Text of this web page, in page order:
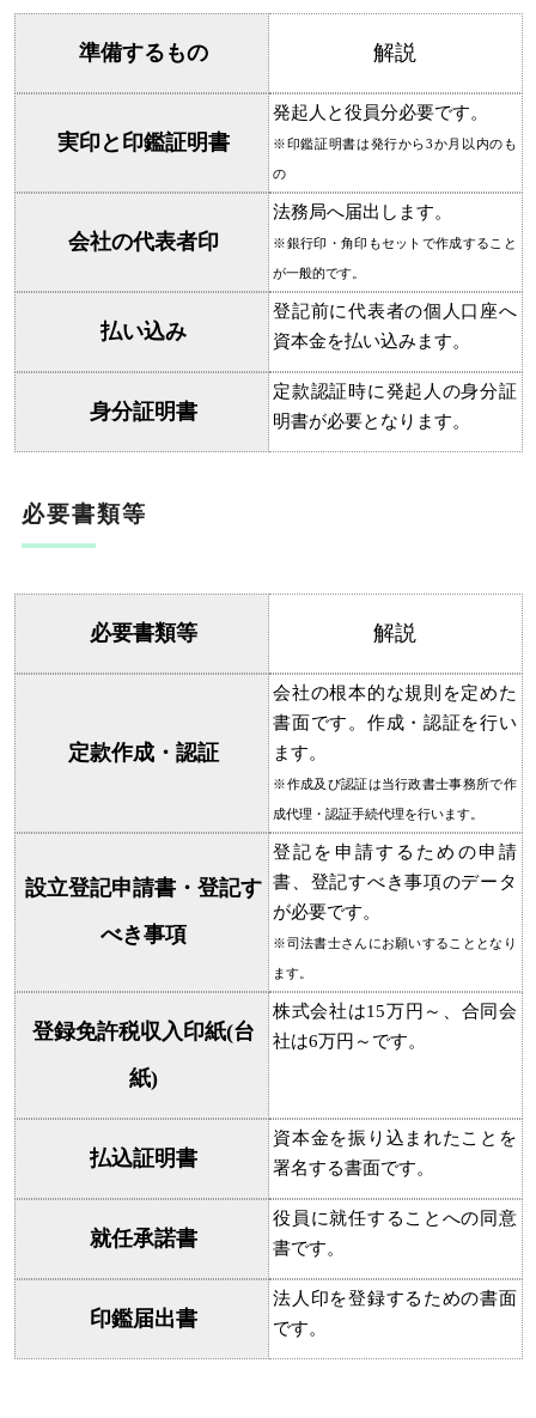
準備するもの 解説
実印と印鑑証明書
発起人と役員分必要です。
※印鑑証明書は発行から3か月以内のも
の
会社の代表者印
法務局へ届出します。
※銀行印・角印もセットで作成すること
が一般的です。
払い込み
登記前に代表者の個人口座へ
資本金を払い込みます。
身分証明書
定款認証時に発起人の身分証
明書が必要となります。
必要書類等
必要書類等 解説
定款作成・認証
会社の根本的な規則を定めた
書面です。作成・認証を行い
ます。
※作成及び認証は当行政書士事務所で作
成代理・認証手続代理を行います。
設立登記申請書・登記す
べき事項
登記を申請するための申請
書、登記すべき事項のデータ
が必要です。
※司法書士さんにお願いすることとなり
ます。
登録免許税収入印紙(台
紙)
株式会社は15万円～、合同会
社は6万円～です。
払込証明書
資本金を振り込まれたことを
署名する書面です。
就任承諾書
役員に就任することへの同意
書です。
印鑑届出書
法人印を登録するための書面
です。